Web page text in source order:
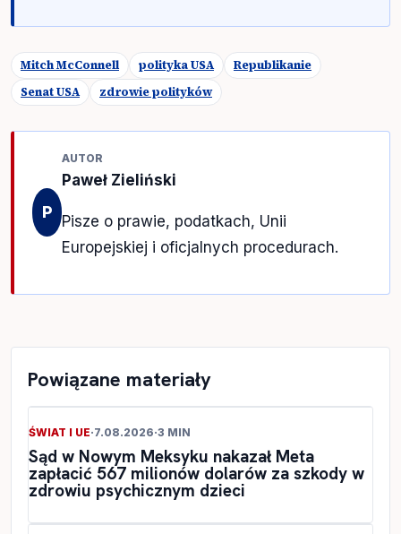
Mitch McConnell polityka USA
Republikanie
Senat USA
zdrowie polityków
P
AUTOR
Paweł Zieliński
Pisze o prawie, podatkach, Unii
Europejskiej i oficjalnych procedurach.
Powiązane materiały
ŚWIAT I UE·7.08.2026·3 MIN
Sąd w Nowym Meksyku nakazał Meta
zapłacić 567 milionów dolarów za szkody w
zdrowiu psychicznym dzieci